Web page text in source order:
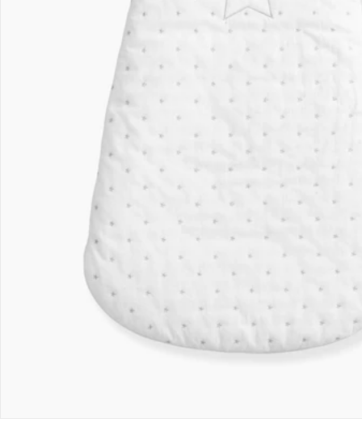
Filialen & Beratung
Unternehmen
Sicher & flexibel bezahlen
Sicher einkaufen